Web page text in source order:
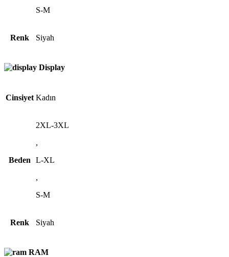
S-M
Renk Siyah
Display
Cinsiyet Kadın
Beden
2XL-3XL
,
L-XL
,
S-M
Renk Siyah
RAM